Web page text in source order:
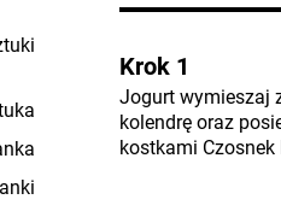
Krok 1
Jogurt wymieszaj
kolendrę oraz
kostkami Czosnek